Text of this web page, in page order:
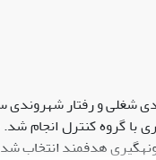
و رفتار شهروندی
گروه کنترل انجام
کرج در سال 1397 بود که از میان آنها 30